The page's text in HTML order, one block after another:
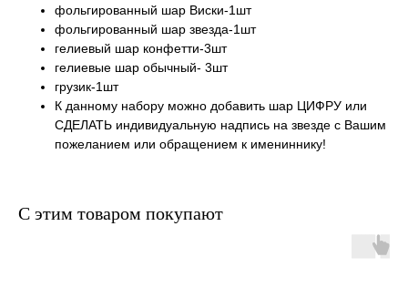
фольгированный шар Виски-1шт
фольгированный шар звезда-1шт
гелиевый шар конфетти-3шт
гелиевые шар обычный- 3шт
грузик-1шт
К данному набору можно добавить шар ЦИФРУ или
СДЕЛАТЬ индивидуальную надпись на звезде с Вашим
пожеланием или обращением к имениннику!
С этим товаром покупают